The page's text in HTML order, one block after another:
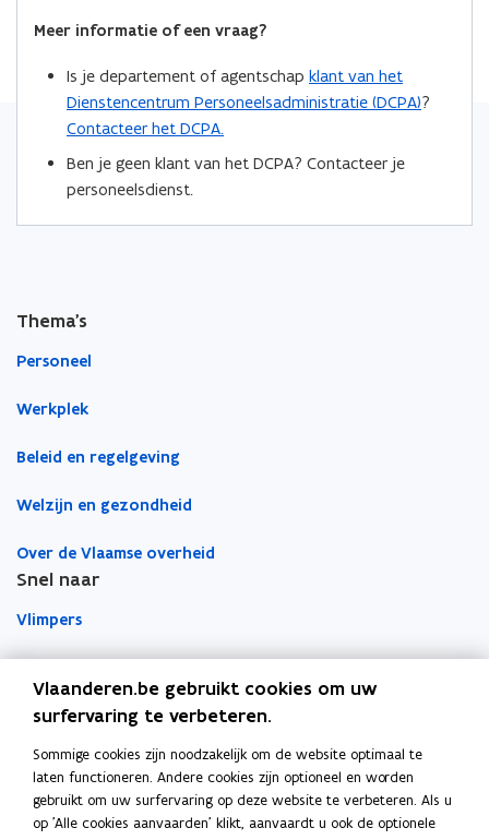
i
e
u
v
n
t
r
i
p
i
e
v
n
t
r
r
n
k
n
a
a
d
Meer informatie of een vraag?
Is je departement of agentschap klant van het
Dienstencentrum Personeelsadministratie (DCPA)?
Contacteer het DCPA.
Ben je geen klant van het DCPA? Contacteer je
personeelsdienst.
Thema's
Personeel
Werkplek
Beleid en regelgeving
Welzijn en gezondheid
Over de Vlaamse overheid
Snel naar
Vlimpers
Orafin
Dit is een website van
Agentschap Overheidspersoneel
Het Facilitair Bedrijf
Vlaanderen.be gebruikt cookies om uw
surfervaring te verbeteren.
Sommige cookies zijn noodzakelijk om de website optimaal te
laten functioneren. Andere cookies zijn optioneel en worden
gebruikt om uw surfervaring op deze website te verbeteren. Als u
op 'Alle cookies aanvaarden' klikt, aanvaardt u ook de optionele